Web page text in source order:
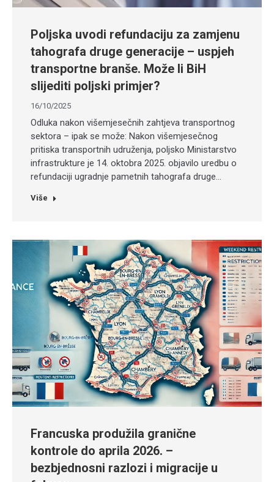
Poljska uvodi refundaciju za zamjenu
tahografa druge generacije – uspjeh
transportne branše. Može li BiH
slijediti poljski primjer?
16/10/2025
Odluka nakon višemjesečnih zahtjeva transportnog
sektora – ipak se može: Nakon višemjesečnog
pritiska transportnih udruženja, poljsko Ministarstvo
infrastrukture je 14. oktobra 2025. objavilo uredbu o
refundaciji ugradnje pametnih tahografa druge…
Više
Francuska produžila granične
kontrole do aprila 2026. –
bezbjednosni razlozi i migracije u